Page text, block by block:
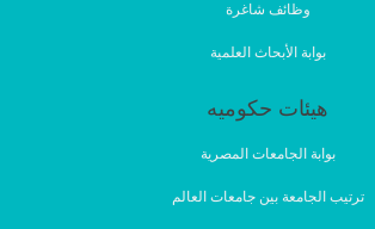
وظائف شاغرة
بوابة الأبحاث العلمية
هيئات حكوميه
بوابة الجامعات المصرية
ترتيب الجامعة بين جامعات العالم